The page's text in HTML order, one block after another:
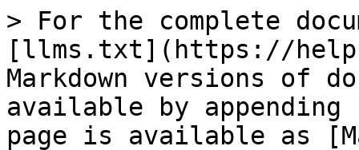
> For the complete
[llms.txt](https://
Markdown versions of
available by
page is available as